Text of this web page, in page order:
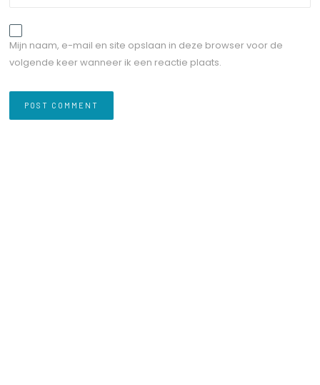
Mijn naam, e-mail en site opslaan in deze browser voor de
volgende keer wanneer ik een reactie plaats.